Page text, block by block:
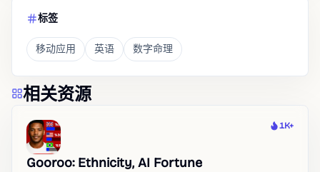
标签
移动应用 英语 数字命理
相关资源
热度
1K+
Gooroo: Ethnicity, AI Fortune